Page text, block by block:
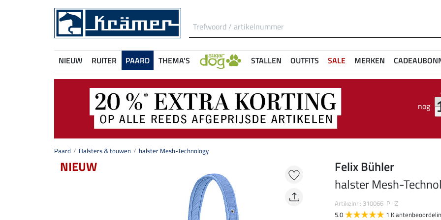
NIEUW RUITER PAARD THEMA'S STALLEN OUTFITS SALE MERKEN
nog
Paard Halsters & touwen halster Mesh-Technology
NIEUW
Felix Bühler
halster Mesh-
Artikelnr.: 310066-P-IZ
5.0
1